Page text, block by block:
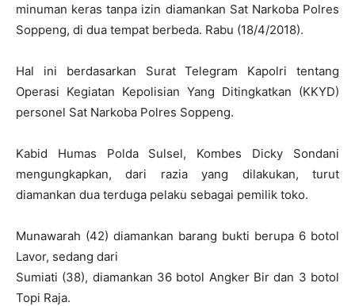
minuman keras tanpa izin diamankan Sat Narkoba Polres
Soppeng, di dua tempat berbeda. Rabu (18/4/2018).
Hal ini berdasarkan Surat Telegram Kapolri tentang
Operasi Kegiatan Kepolisian Yang Ditingkatkan (KKYD)
personel Sat Narkoba Polres Soppeng.
Kabid Humas Polda Sulsel, Kombes Dicky Sondani
mengungkapkan, dari razia yang dilakukan, turut
diamankan dua terduga pelaku sebagai pemilik toko.
Munawarah (42) diamankan barang bukti berupa 6 botol
Lavor, sedang dari
Sumiati (38), diamankan 36 botol Angker Bir dan 3 botol
Topi Raja.